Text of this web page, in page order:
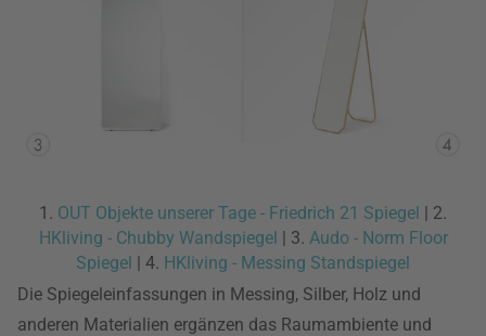
1. OUT Objekte unserer Tage - Friedrich 21 Spiegel | 2.
HKliving - Chubby Wandspiegel | 3. Audo - Norm Floor
Spiegel | 4. HKliving - Messing Standspiegel
Die Spiegeleinfassungen in Messing, Silber, Holz und
anderen Materialien ergänzen das Raumambiente und